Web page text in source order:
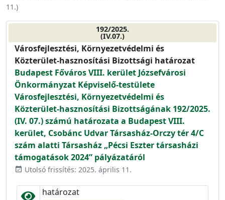
11.)
192/2025.
(IV.07.)
Városfejlesztési, Környezetvédelmi és
Közterület-hasznosítási Bizottsági határozat
Budapest Főváros VIII. kerület Józsefvárosi
Önkormányzat Képviselő-testülete
Városfejlesztési, Környezetvédelmi és
Közterület-hasznosítási Bizottságának 192/2025.
(IV. 07.) számú határozata a Budapest VIII.
kerület, Csobánc Udvar Társasház-Orczy tér 4/C
szám alatti Társasház „Pécsi Eszter társasházi
támogatások 2024” pályázatáról
event_available Utolsó frissítés: 2025. április 11.
határozat